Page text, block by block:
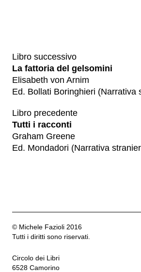
Libro successivo
La fattoria del gelsomini
Elisabeth von Arnim
Ed. Bollati Boringhieri (Narrativa
Libro precedente
Tutti i racconti
Graham Greene
Ed. Mondadori (Narrativa
© Michele Fazioli 2016
Tutti i diritti sono riservati.
Circolo dei Libri
6528 Camorino